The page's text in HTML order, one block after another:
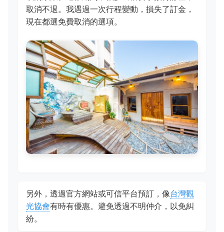
取消不退。我遇過一次行程變動，損失了訂金，
現在都選免費取消的選項。
另外，透過官方網站或可信平台預訂，像台灣觀
光協會有時有優惠。避免透過不明仲介，以免糾
紛。